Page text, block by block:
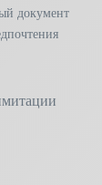
документ